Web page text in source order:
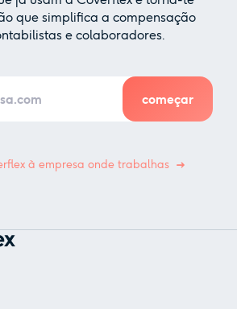
que simplifica a compensação
e colaboradores.
à empresa onde trabalhas